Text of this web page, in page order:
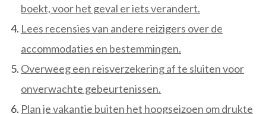
boekt, voor het geval er iets verandert.
Lees recensies van andere reizigers over de
accommodaties en bestemmingen.
Overweeg een reisverzekering af te sluiten voor
onverwachte gebeurtenissen.
Plan je vakantie buiten het hoogseizoen om drukte